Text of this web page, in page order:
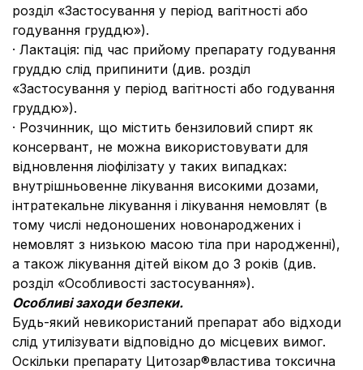
розділ «Застосування у період вагітності або
годування груддю»).
· Лактація: під час прийому препарату годування
груддю слід припинити (див. розділ
«Застосування у період вагітності або годування
груддю»).
· Розчинник, що містить бензиловий спирт як
консервант, не можна використовувати для
відновлення ліофілізату у таких випадках:
внутрішньовенне лікування високими дозами,
інтратекальне лікування і лікування немовлят (в
тому числі недоношених новонароджених і
немовлят з низькою масою тіла при народженні),
а також лікування дітей віком до 3 років (див.
розділ «Особливості застосування»).
Особливі заходи безпеки.
Будь-який невикористаний препарат або відходи
слід утилізувати відповідно до місцевих вимог.
Оскільки препарату Цитозар®властива токсична